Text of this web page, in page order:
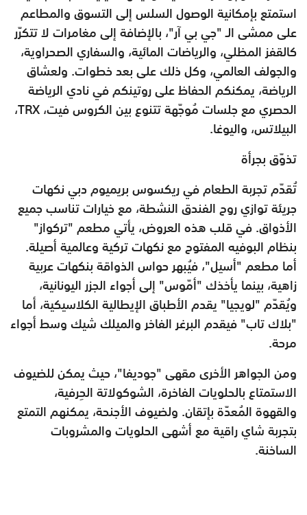
استمتع بإمكانية الوصول السلس إلى التسوق والمطاعم
على ممشى الـ "جي بي آر"، بالإضافة إلى مغامرات لا تتكرّر
كالقفز المظلي، والرياضات المائية، والسفاري الصحراوية،
والجولف العالمي، وكل ذلك على بعد خطوات. ولعشاق
الرياضة، يمكنكم الحفاظ على روتينكم في نادي الرياضة
الحصري مع جلسات مُوجّهة تتنوع بين الكروس فيت، TRX،
البيلاتس، واليوغا.
تذوّق بجرأة
تُقدّم تجربة الطعام في ريكسوس بريميوم دبي نكهات
جريئة توازي روح الفندق النشطة، مع خيارات تناسب جميع
الأذواق. في قلب هذه العروض، يأتي مطعم "تركواز"
بنظام البوفيه المفتوح مع نكهات تركية وعالمية أصيلة.
أما مطعم "أسيل"، فيُبهر حواس الذواقة بنكهات عربية
زاهية، بينما يأخذك "أمّوس" إلى أجواء الجزر اليونانية،
ويُقدّم "لويجيا" يقدم الأطباق الإيطالية الكلاسيكية، أما
"بلاك تاب" فيقدم البرغر الفاخر والميلك شيك وسط أجواء
مرحة.
ومن الجواهر الأخرى مقهى "جوديفا"، حيث يمكن للضيوف
الاستمتاع بالحلويات الفاخرة، الشوكولاتة الحِرفية،
والقهوة المُعدّة بإتقان. ولضيوف الأجنحة، يمكنهم التمتع
بتجربة شاي راقية مع أشهى الحلويات والمشروبات
الساخنة.